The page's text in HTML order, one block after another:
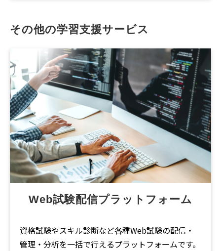
その他の学習支援サービス
Web試験配信プラットフォーム
資格試験やスキル診断など各種Web試験の配信・
管理・分析を一括で行えるプラットフォームです。